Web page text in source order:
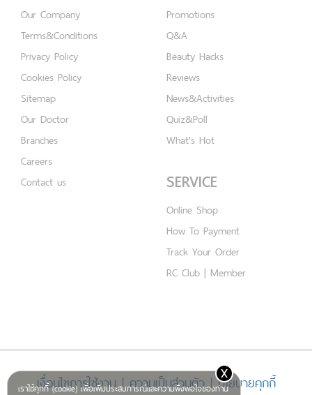
เราใช้คุกกี้ (cookie) เพื่อเพิ่มประสบการณ์และความพึงพอใจของท่าน
x
Our Company
Terms&Conditions
Privacy Policy
Cookies Policy
Sitemap
Our Doctor
Branches
Careers
Contact us
Promotions
Q&A
Beauty Hacks
Reviews
News&Activities
Quiz&Poll
What's Hot
SERVICE
Online Shop
How To Payment
Track Your Order
RC Club | Member
เงื่อนไขการใช้งาน|ความเป็นส่วนตัว|นโยบายคุกกี้